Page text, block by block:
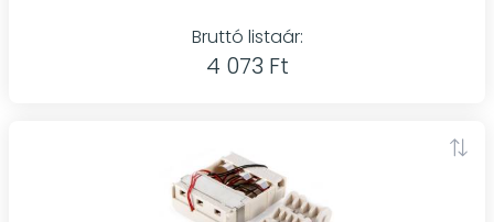
Bruttó listaár:
4 073 Ft